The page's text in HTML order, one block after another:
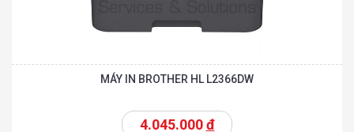
MÁY IN BROTHER HL L2366DW
4.045.000đ